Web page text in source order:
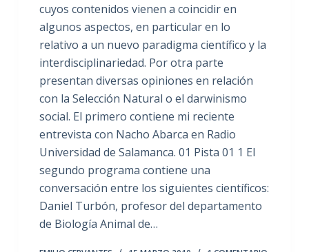
cuyos contenidos vienen a coincidir en
algunos aspectos, en particular en lo
relativo a un nuevo paradigma científico y la
interdisciplinariedad. Por otra parte
presentan diversas opiniones en relación
con la Selección Natural o el darwinismo
social. El primero contiene mi reciente
entrevista con Nacho Abarca en Radio
Universidad de Salamanca. 01 Pista 01 1 El
segundo programa contiene una
conversación entre los siguientes científicos:
Daniel Turbón, profesor del departamento
de Biología Animal de…